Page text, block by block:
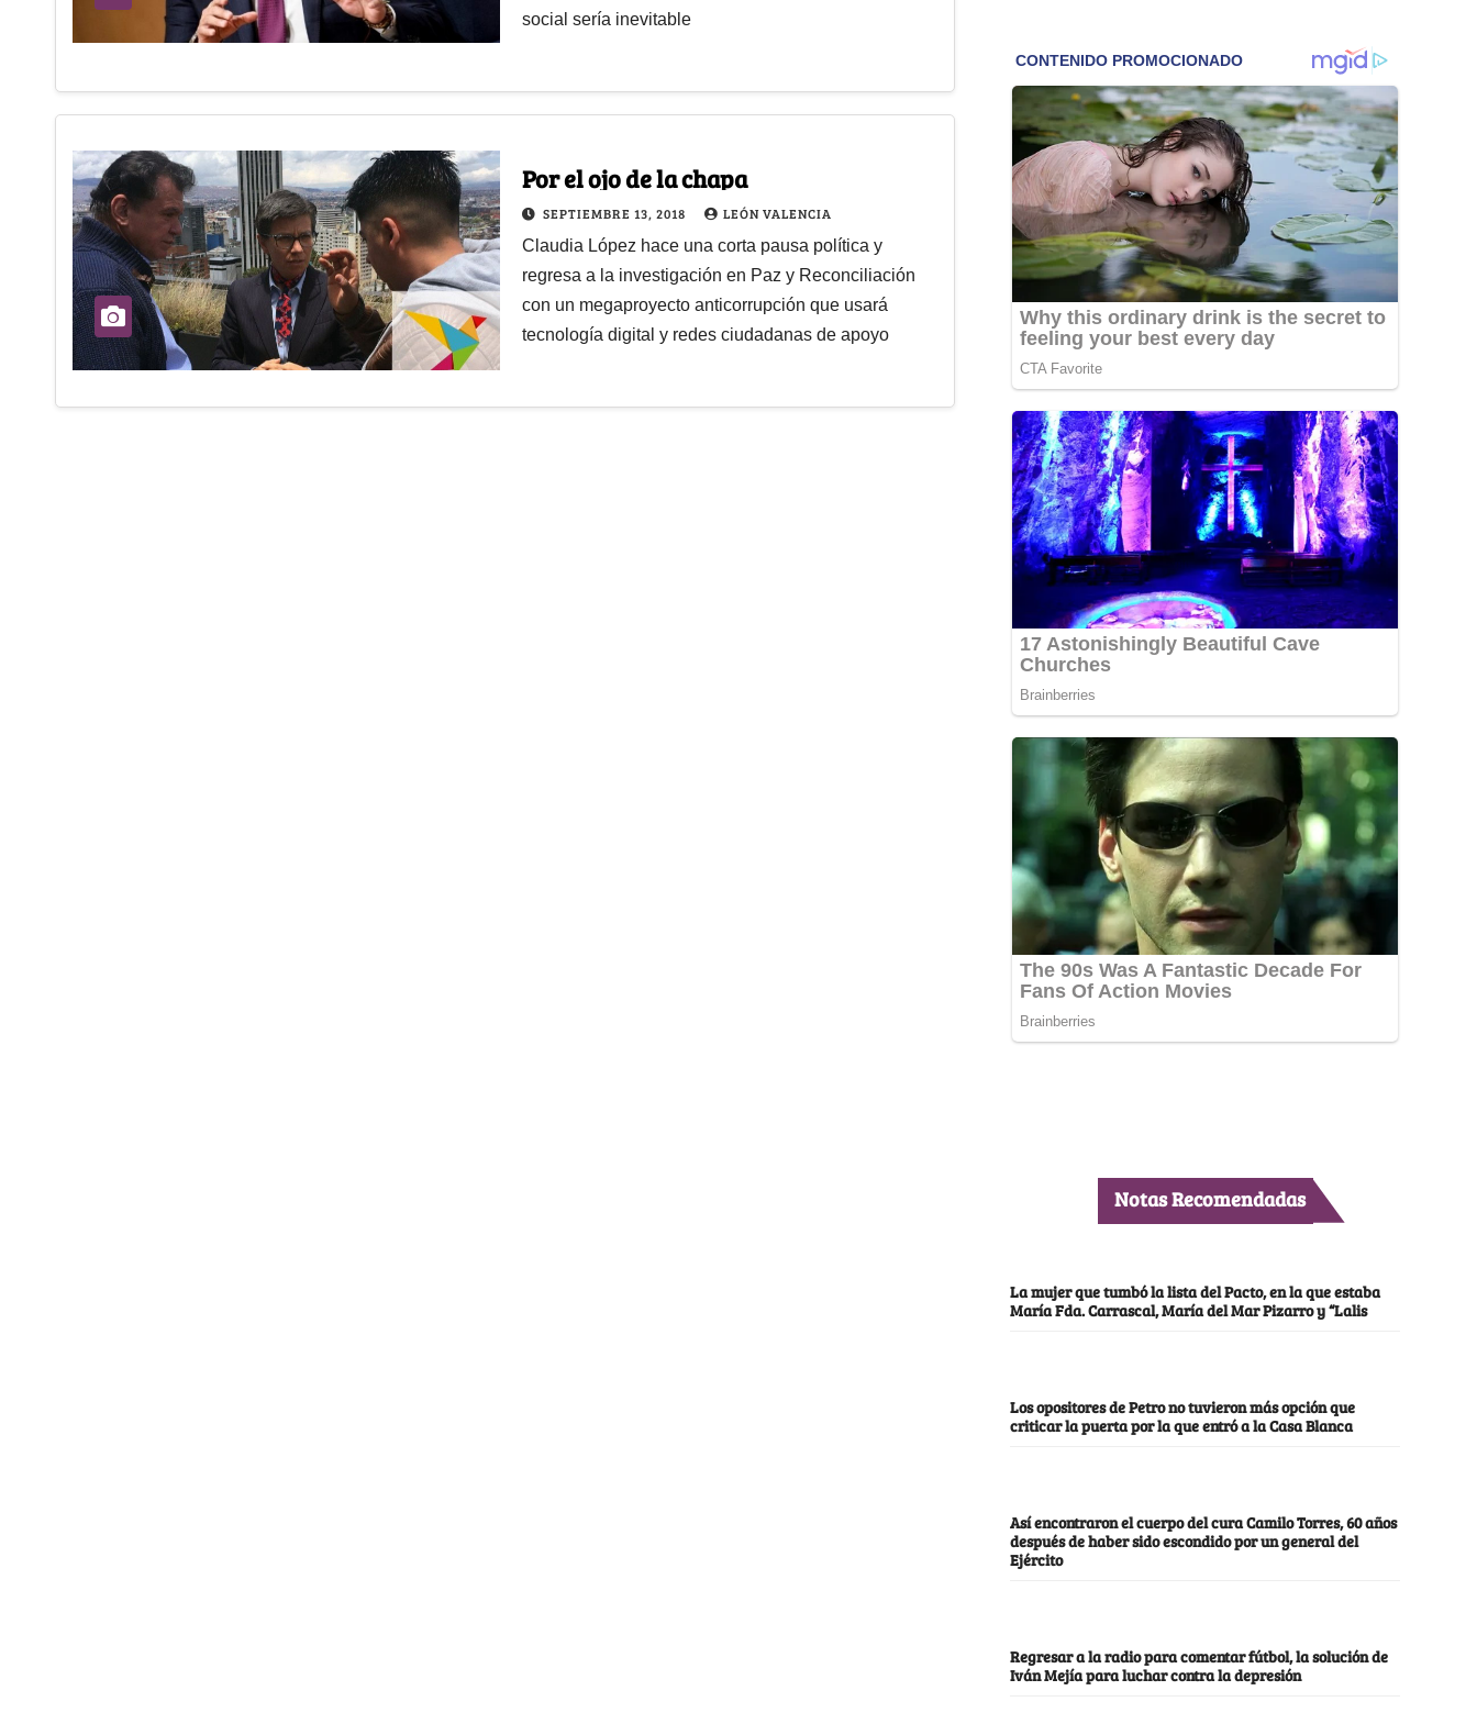
social sería inevitable
Por el ojo de la chapa
SEPTIEMBRE 13, 2018 LEÓN VALENCIA
Claudia López hace una corta pausa política y
regresa a la investigación en Paz y Reconciliación
con un megaproyecto anticorrupción que usará
tecnología digital y redes ciudadanas de apoyo
Notas Recomendadas
La mujer que tumbó la lista del Pacto, en la que estaba
María Fda. Carrascal, María del Mar Pizarro y “Lalis
Los opositores de Petro no tuvieron más opción que
criticar la puerta por la que entró a la Casa Blanca
Así encontraron el cuerpo del cura Camilo Torres, 60 años
después de haber sido escondido por un general del
Ejército
Regresar a la radio para comentar fútbol, la solución de
Iván Mejía para luchar contra la depresión